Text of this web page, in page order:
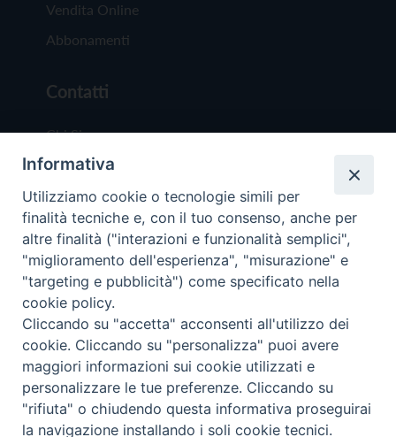
Vendita Online
Abbonamenti
Contatti
Chi Siamo
Redazione
Scrivici
Copyright © 2019 - Tutti i diritti riservati - Vita
Trentina Editrice
Privacy Policy
Torna
Informativa
Utilizziamo cookie o tecnologie simili per
finalità tecniche e, con il tuo consenso, anche per
altre finalità ("interazioni e funzionalità semplici",
"miglioramento dell'esperienza", "misurazione" e
"targeting e pubblicità") come specificato nella
cookie policy.
Cliccando su "accetta" acconsenti all'utilizzo dei
cookie. Cliccando su "personalizza" puoi avere
maggiori informazioni sui cookie utilizzati e
personalizzare le tue preferenze. Cliccando su
"rifiuta" o chiudendo questa informativa proseguirai
la navigazione installando i soli cookie tecnici.